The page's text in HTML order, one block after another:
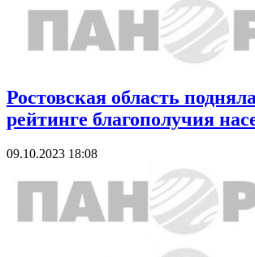
Ростовская область
рейтинге благополучия
09.10.2023 18:08